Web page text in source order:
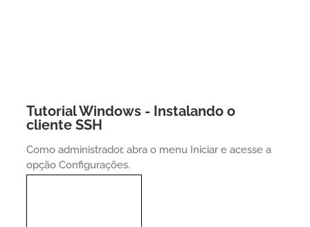
Tutorial Windows - Instalando o
cliente SSH
Como administrador, abra o menu Iniciar e acesse a
opção Configurações.